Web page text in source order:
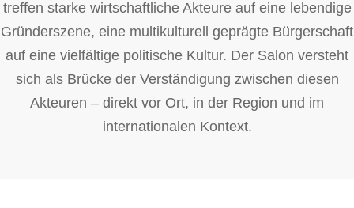
treffen starke wirtschaftliche Akteure auf eine lebendige
Gründerszene, eine multikulturell geprägte Bürgerschaft
auf eine vielfältige politische Kultur. Der Salon versteht
sich als Brücke der Verständigung zwischen diesen
Akteuren – direkt vor Ort, in der Region und im
internationalen Kontext.